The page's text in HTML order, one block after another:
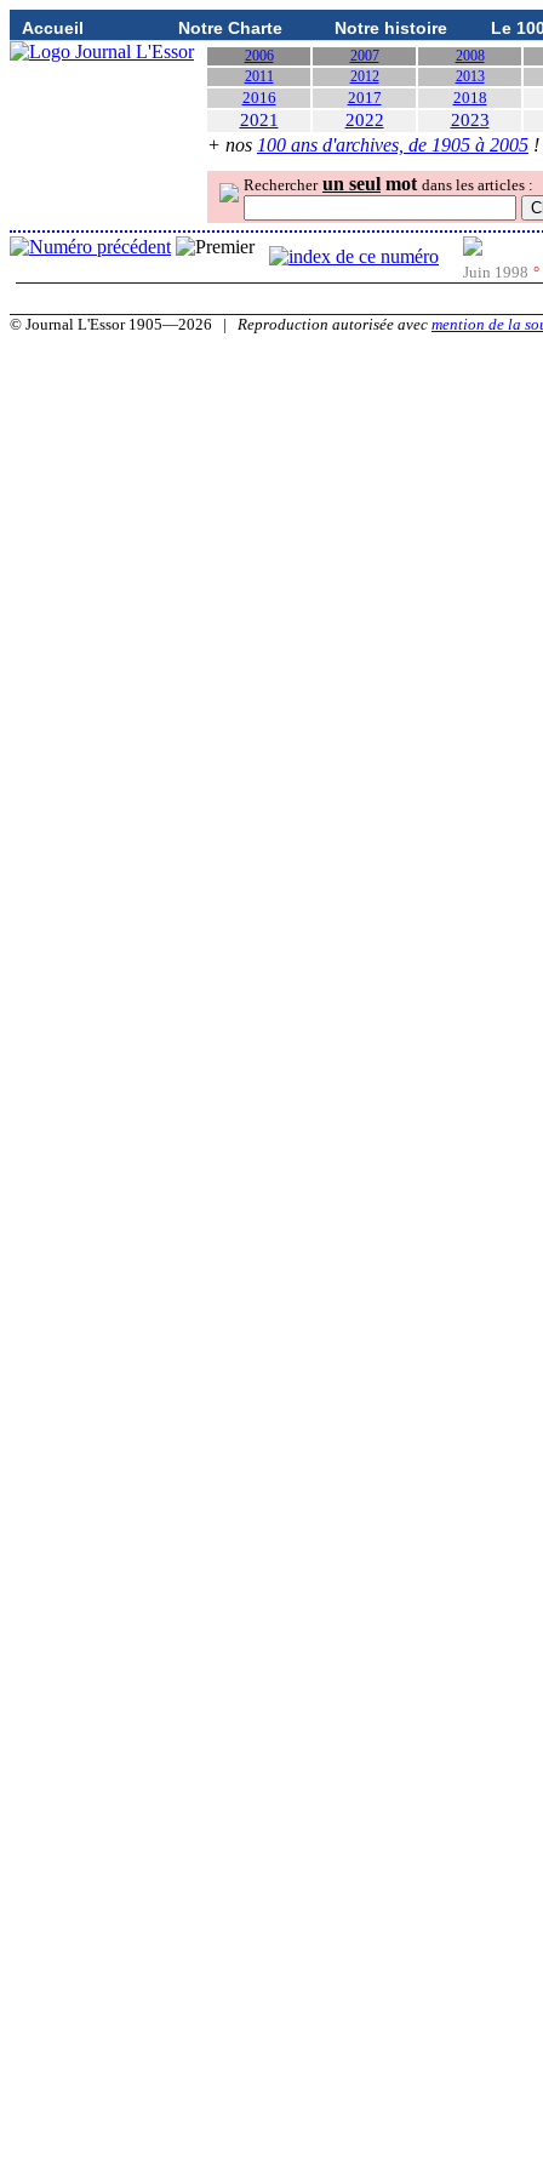
Accueil Notre Charte Notre histoire Le
2006 2007
2008
2011
2012 2013
2016 2017 2018
2021 2022 2023
+ nos 100 ans d'archives, de 1905 à 2005 !
Rechercher un seul mot dans les articles :
Juin 1998 °
© Journal L'Essor 1905—2026 | Reproduction autorisée avec mention de la